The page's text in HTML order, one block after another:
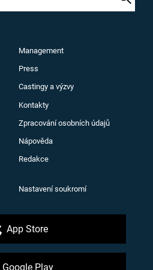
Management
Press
Castingy a výzvy
Kontakty
Zpracování osobních údajů
Nápověda
Redakce
Nastavení soukromí
App Store
Google Play